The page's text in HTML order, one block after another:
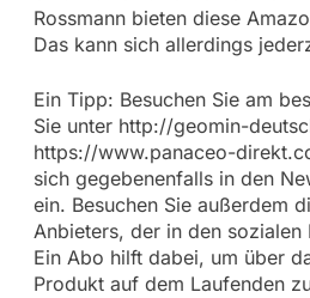
Rossmann bieten diese
Das kann sich allerdings
Ein Tipp: Besuchen Sie am
Sie unter http://geomin-
https://www.panaceo-
sich gegebenenfalls in den
ein. Besuchen Sie außerdem
Anbieters, der in den
Ein Abo hilft dabei, um über
Produkt auf dem Laufenden